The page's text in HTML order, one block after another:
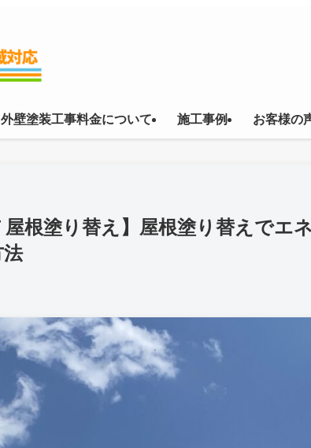
外壁塗装工事料金について 施工事例 お客様の
屋根塗り替え】屋根塗り替えでエ